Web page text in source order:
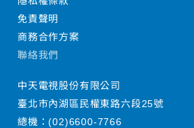
免責聲明
商務合作方案
聯絡我們
中天電視股份有限公司
臺北市內湖區民權東路六段25號
總機：(02)6600-7766